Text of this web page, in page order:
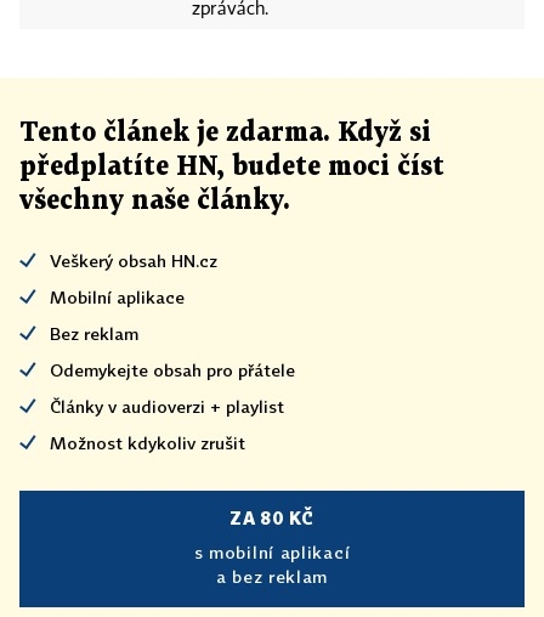
zprávách.
Tento článek je zdarma. Když si
předplatíte HN, budete moci číst
všechny naše články.
Veškerý obsah HN.cz
Mobilní aplikace
Bez reklam
Odemykejte obsah pro přátele
Články v audioverzi + playlist
Možnost kdykoliv zrušit
ZA 80 KČ
s mobilní aplikací
a bez reklam